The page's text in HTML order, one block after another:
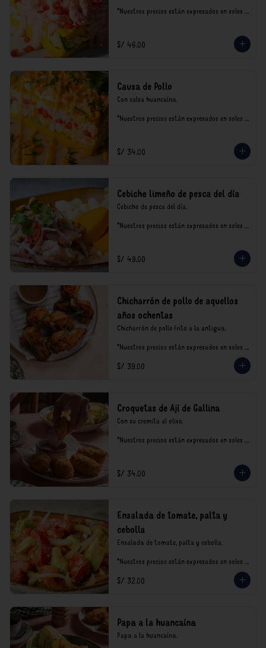
*Nuestros precios están expresados en soles e
S/ 46.00
Causa de Pollo
Con salsa huancaína.
*Nuestros precios están expresados en soles e
S/ 34.00
Cebiche limeño de pesca del día
Cebiche de pesca del día.
*Nuestros precios están expresados en soles e
S/ 49.00
Chicharrón de pollo de aquellos
años ochentas
Chicharrón de pollo frito a la antigua.
*Nuestros precios están expresados en soles e
consumo.
S/ 39.00
Croquetas de Ají de Gallina
Con su cremita al olivo.
*Nuestros precios están expresados en soles e
S/ 34.00
Ensalada de tomate, palta y
cebolla
Ensalada de tomate, palta y cebolla.
*Nuestros precios están expresados en soles e
consumo.
S/ 32.00
Papa a la huancaína
Papa a la huancaína.